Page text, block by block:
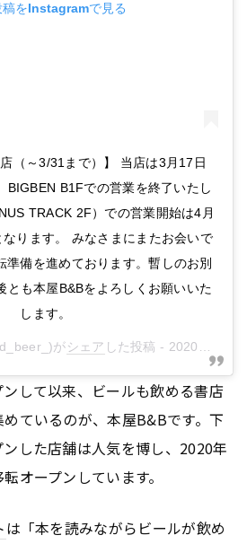
稿をInstagramで見る
店（～3/31まで）】 当店は3月17日
BIGBEN B1Fでの営業を終了いたし
TRACK 2F）での営業開始は4月
ります。 みなさまにまたお会いで
準備を進めております。暫しのお別
とも本屋B&Bをよろしくお願いいた
します。
がシェア した投稿 - 2020年 3月月18日午前1時06分PDT
して以来、ビールも飲める書店
ているのが、本屋B&Bです。下
した店舗は人気を博し、2020年
オープンしています。
は「本を読みながらビールが飲め